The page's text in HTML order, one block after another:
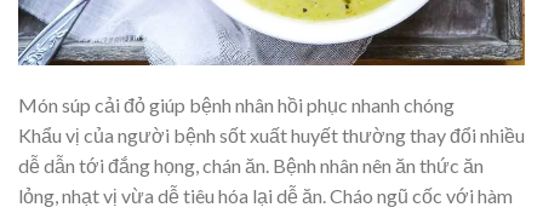
Món súp cải đỏ giúp bệnh nhân hồi phục nhanh chóng
Khẩu vị của người bệnh sốt xuất huyết thường thay đổi nhiều
dễ dẫn tới đắng họng, chán ăn. Bệnh nhân nên ăn thức ăn
lỏng, nhạt vị vừa dễ tiêu hóa lại dễ ăn. Cháo ngũ cốc với hàm